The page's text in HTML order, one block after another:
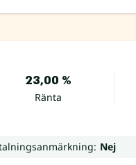
23,00 %
Ränta
Nej